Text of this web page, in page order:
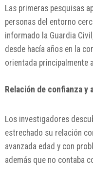
Las primeras pesquisas
personas del entorno
informado la Guardia
desde hacía años en la
orientada principalmente
Relación de confianza y
Los investigadores
estrechado su relación
avanzada edad y con
además que no contaba